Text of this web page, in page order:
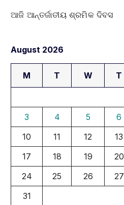
ଆଜି ଆନ୍ତର୍ଜାତୀୟ ଶ୍ରମିକ ଦିବସ
August 2026
M T W T
3
4 5 6
10
11 12 13
17
18 19 20
24
25 26 27
31